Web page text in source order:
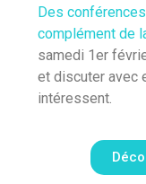
Des
complément de
samedi 1er
et discuter avec
intéressent.